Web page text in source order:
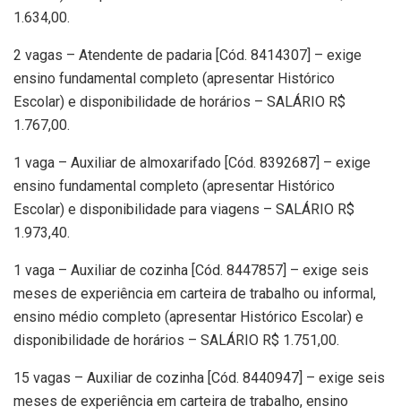
1.634,00.
2 vagas – Atendente de padaria [Cód. 8414307] – exige
ensino fundamental completo (apresentar Histórico
Escolar) e disponibilidade de horários – SALÁRIO R$
1.767,00.
1 vaga – Auxiliar de almoxarifado [Cód. 8392687] – exige
ensino fundamental completo (apresentar Histórico
Escolar) e disponibilidade para viagens – SALÁRIO R$
1.973,40.
1 vaga – Auxiliar de cozinha [Cód. 8447857] – exige seis
meses de experiência em carteira de trabalho ou informal,
ensino médio completo (apresentar Histórico Escolar) e
disponibilidade de horários – SALÁRIO R$ 1.751,00.
15 vagas – Auxiliar de cozinha [Cód. 8440947] – exige seis
meses de experiência em carteira de trabalho, ensino